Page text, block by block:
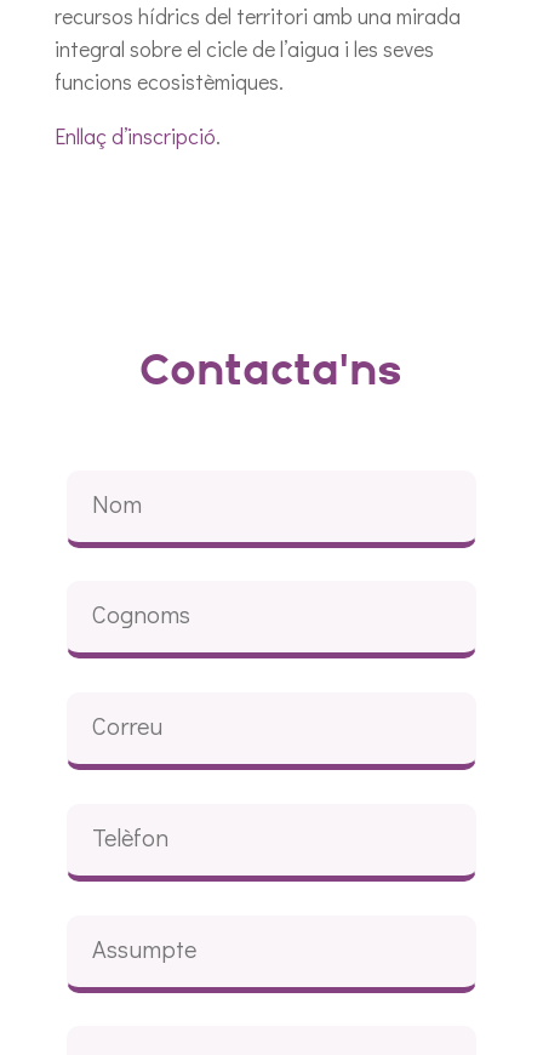
recursos hídrics del territori amb una mirada
integral sobre el cicle de l’aigua i les seves
funcions ecosistèmiques.
Enllaç d’inscripció.
Contacta'ns